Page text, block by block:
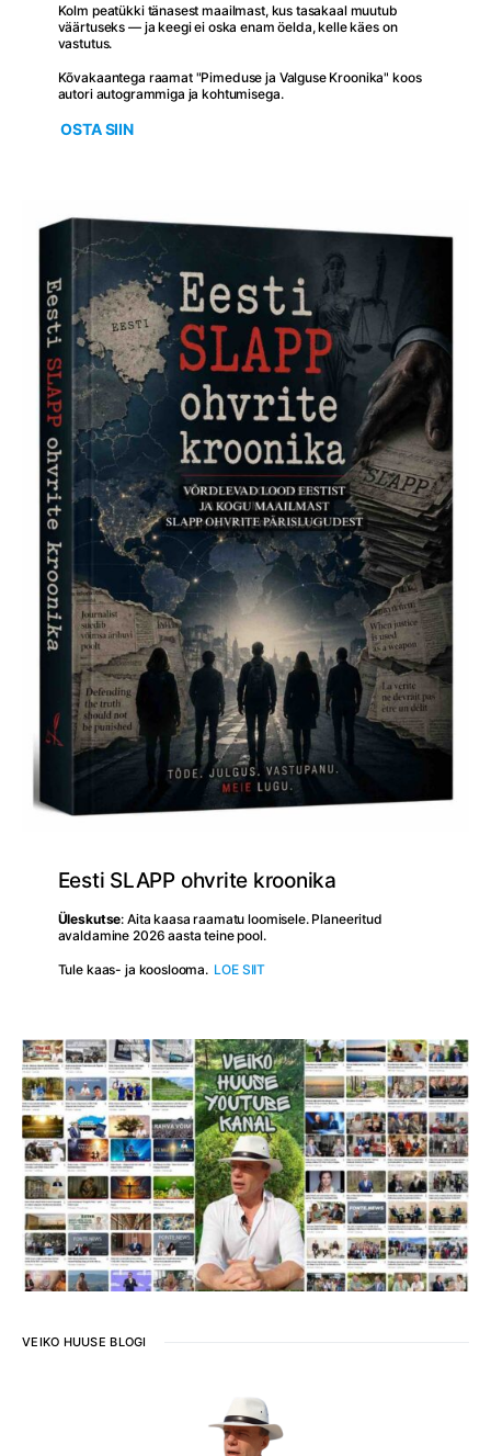
Kolm peatükki tänasest maailmast, kus tasakaal muutub
väärtuseks — ja keegi ei oska enam öelda, kelle käes on
vastutus.
Kõvakaantega raamat "Pimeduse ja Valguse Kroonika" koos
autori autogrammiga ja kohtumisega.
OSTA SIIN
Eesti SLAPP ohvrite kroonika
Üleskutse: Aita kaasa raamatu loomisele. Planeeritud
avaldamine 2026 aasta teine pool.
Tule kaas- ja kooslooma. LOE SIIT
VEIKO HUUSE BLOGI